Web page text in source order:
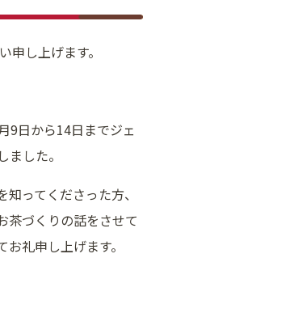
し上げます。
9日から14日までジェ
した。
ってくださった方、
茶づくりの話をさせて
礼申し上げます。